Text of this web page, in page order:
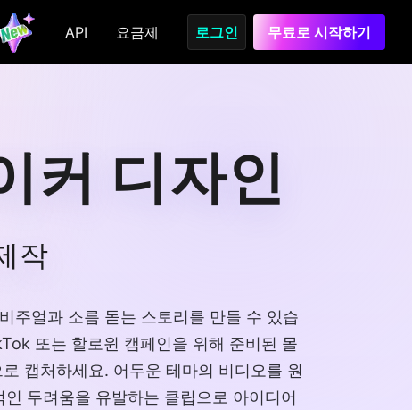
API 요금제 로그인 무료로 시작하기
커 디자인
작
주얼과 소름 돋는 스토리를 만들 수 있습
또는 할로윈 캠페인을 위해 준비된 몰
캡처하세요. 어두운 테마의 비디오를 원
두려움을 유발하는 클립으로 아이디어